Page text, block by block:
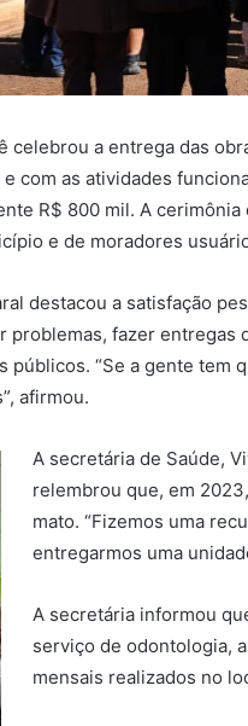
a entrega das
com as atividades
R$ 800 mil. A
e de moradores
destacou a satisfação
problemas, fazer
“Se a gente tem
afirmou.
A secretária de Saúde,
relembrou que, em
mato. “Fizemos uma
entregarmos uma
A secretária informou
serviço de odontologia,
mensais realizados no